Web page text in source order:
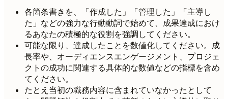
各箇条書きを、「作成した」「管理した」「主導し
た」などの強力な行動動詞で始めて、成果達成におけ
るあなたの積極的な役割を強調してください。
可能な限り、達成したことを数値化してください。成
長率や、オーディエンスエンゲージメント、プロジェ
クトの成功に関連する具体的な数値などの指標を含め
てください。
たとえ当初の職務内容に含まれていなかったとして